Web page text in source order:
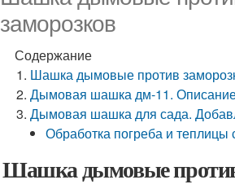
заморозков
Содержание
Шашка дымовые против
Дымовая шашка дм-11.
Дымовая шашка для сада.
Обработка погреба и
Шашка дымовые против